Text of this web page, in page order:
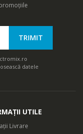
datele
UTILE
Livrare